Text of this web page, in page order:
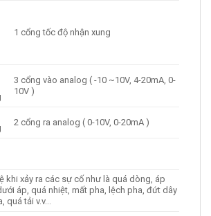
1 cổng tốc độ nhận xung
3 cổng vào analog ( -10 ~10V, 4-20mA, 0-
10V )
2 cổng ra analog ( 0-10V, 0-20mA )
khi xảy ra các sự cố như là quá dòng, áp
áp, quá nhiệt, mất pha, lệch pha, đứt dây
quá tải v.v…